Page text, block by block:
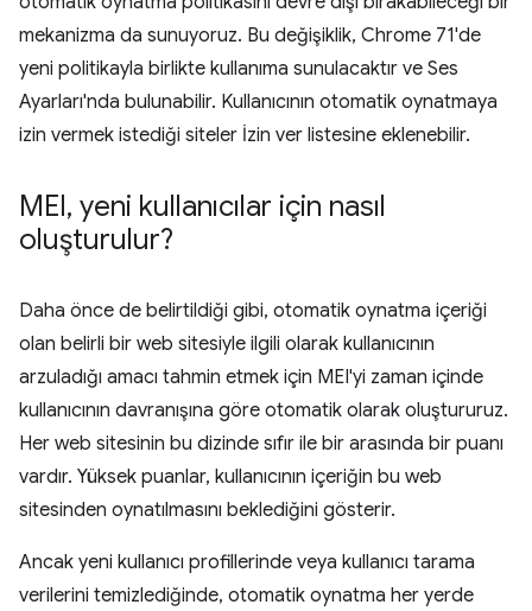
mekanizma da sunuyoruz. Bu değişiklik, Chrome 71'de
yeni politikayla birlikte kullanıma sunulacaktır ve Ses
Ayarları'nda bulunabilir. Kullanıcının otomatik oynatmaya
izin vermek istediği siteler İzin ver listesine eklenebilir.
MEI, yeni kullanıcılar için nasıl
oluşturulur?
Daha önce de belirtildiği gibi, otomatik oynatma içeriği
olan belirli bir web sitesiyle ilgili olarak kullanıcının
arzuladığı amacı tahmin etmek için MEI'yi zaman içinde
kullanıcının davranışına göre otomatik olarak oluştururuz.
Her web sitesinin bu dizinde sıfır ile bir arasında bir puanı
vardır. Yüksek puanlar, kullanıcının içeriğin bu web
sitesinden oynatılmasını beklediğini gösterir.
Ancak yeni kullanıcı profillerinde veya kullanıcı tarama
verilerini temizlediğinde, otomatik oynatma her yerde